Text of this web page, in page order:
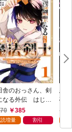
舎のおっさん、剣
なる外伝 はじま
魔法剣士 1巻
385
増量 割引
悪
破
叩
つ
か